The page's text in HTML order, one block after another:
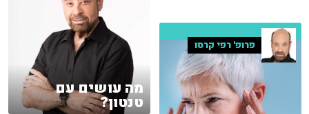
מה עושים עם
טנטון?
פרופ' רפי קרסו